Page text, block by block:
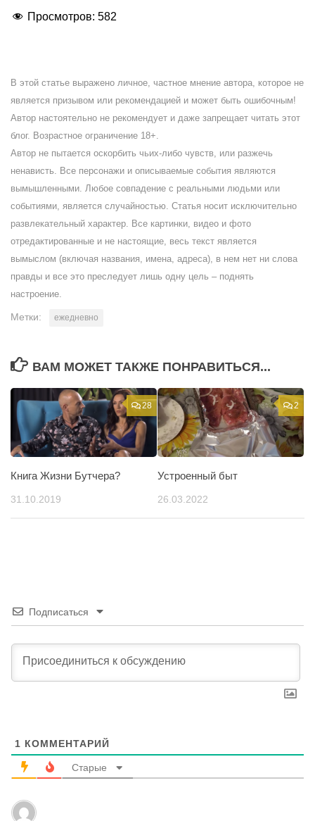
Просмотров: 582
В этой статье выражено личное, частное мнение автора, которое не
является призывом или рекомендацией и может быть ошибочным!
Автор настоятельно не рекомендует и даже запрещает читать этот
блог. Возрастное ограничение 18+.
Автор не пытается оскорбить чьих-либо чувств, или разжечь
ненависть. Все персонажи и описываемые события являются
вымышленными. Любое совпадение с реальными людьми или
событиями, является случайностью. Статья носит исключительно
развлекательный характер. Все картинки, видео и фото
отредактированные и не настоящие, весь текст является
вымыслом (включая названия, имена, адреса), в нем нет ни слова
правды и все это преследует лишь одну цель – поднять
настроение.
Метки: ежедневно
ВАМ МОЖЕТ ТАКЖЕ ПОНРАВИТЬСЯ...
28
Книга Жизни Бутчера?
31.10.2019
2
Устроенный быт
26.03.2022
Подписаться
1 КОММЕНТАРИЙ
Старые